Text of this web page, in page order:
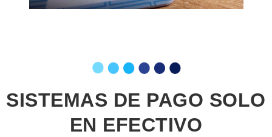
SISTEMAS DE PAGO SOLO
EN EFECTIVO